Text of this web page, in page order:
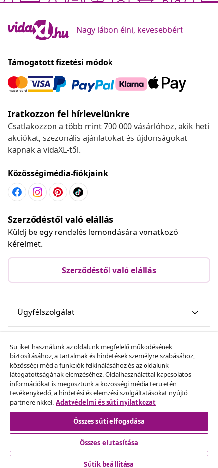
Nagy lábon élni, kevesebbért
Támogatott fizetési módok
Iratkozzon fel hírlevelünkre
Csatlakozzon a több mint 700 000 vásárlóhoz, akik heti
akciókat, szezonális ajánlatokat és újdonságokat
kapnak a vidaXL-től.
Közösségimédia-fiókjaink
Szerződéstől való elállás
Küldj be egy rendelés lemondására vonatkozó
kérelmet.
Szerződéstől való elállás
Ügyfélszolgálat
vidaXL
Fedezz fel többet
Sütiket használunk az oldalunk megfelelő működésének
biztosításához, a tartalmak és hirdetések személyre szabásához,
közösségi média funkciók felkínálásához és az oldalunk
látogatottságának elemzéséhez. Oldalhasználattal kapcsolatos
információkat is megosztunk a közösségi média területén
tevékenykedő, a hirdetési és elemzési szolgáltatásokat nyújtó
partnereinkkel. Adatvédelmi és süti nyilatkozat
Összes süti elfogadása
Összes elutasítása
Sütik beállítása